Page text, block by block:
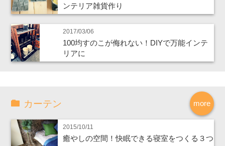
ンテリア雑貨作り
2017/03/06
100均すのこが侮れない！DIYで万能インテ
リアに
more
カーテン
2015/10/11
癒やしの空間！快眠できる寝室をつくる３つ